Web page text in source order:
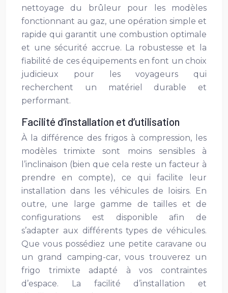
nettoyage du brûleur pour les modèles
fonctionnant au gaz, une opération simple et
rapide qui garantit une combustion optimale
et une sécurité accrue. La robustesse et la
fiabilité de ces équipements en font un choix
judicieux pour les voyageurs qui
recherchent un matériel durable et
performant.
Facilité d’installation et d’utilisation
À la différence des frigos à compression, les
modèles trimixte sont moins sensibles à
l’inclinaison (bien que cela reste un facteur à
prendre en compte), ce qui facilite leur
installation dans les véhicules de loisirs. En
outre, une large gamme de tailles et de
configurations est disponible afin de
s’adapter aux différents types de véhicules.
Que vous possédiez une petite caravane ou
un grand camping-car, vous trouverez un
frigo trimixte adapté à vos contraintes
d’espace. La facilité d’installation et